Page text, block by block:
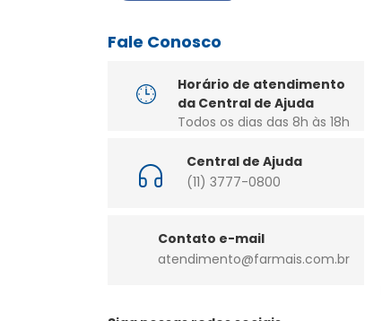
Fale Conosco
Horário de atendimento
da Central de Ajuda
Todos os dias das 8h às 18h
Central de Ajuda
(11) 3777-0800
Contato e-mail
atendimento@farmais.com.br